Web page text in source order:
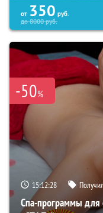
от 350 руб.
до8000руб.
-50%
15:12:26
Спа-программы для